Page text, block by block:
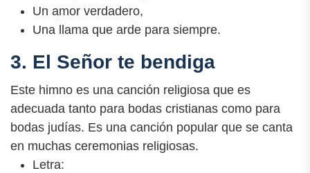
Un amor verdadero,
Una llama que arde para siempre.
3. El Señor te bendiga
Este himno es una canción religiosa que es
adecuada tanto para bodas cristianas como para
bodas judías. Es una canción popular que se canta
en muchas ceremonias religiosas.
Letra: